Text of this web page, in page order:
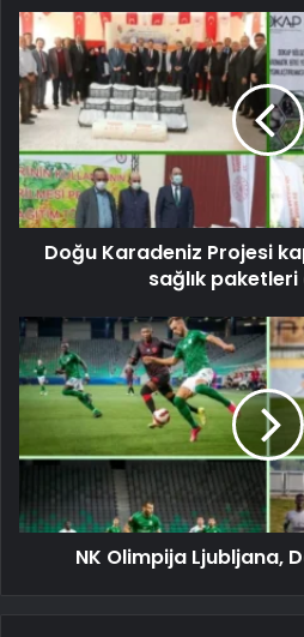
Doğu Karadeniz Projesi
sağlık paketleri
NK Olimpija Ljubljana,